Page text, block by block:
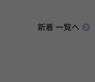
新着 一覧へ